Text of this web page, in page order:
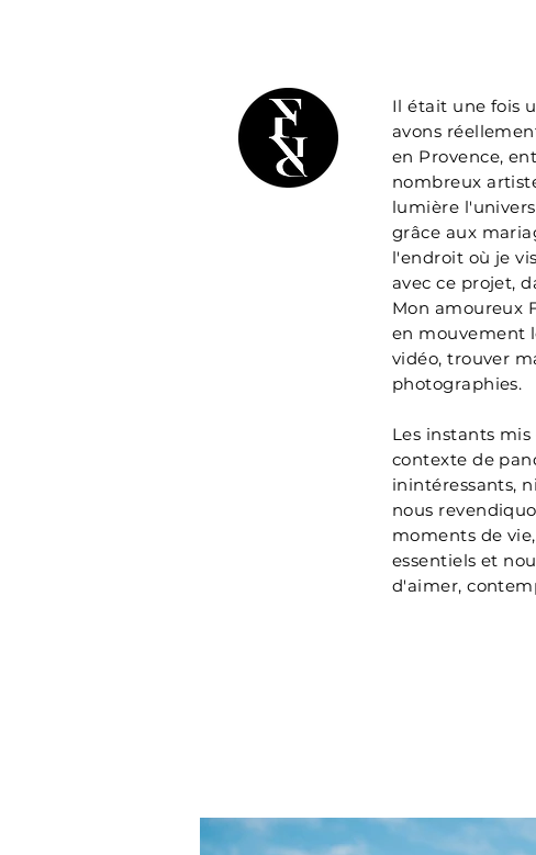
Il était une fois
avons
en Provence,
nombreux
lumière
grâce aux
l'endroit où je
avec ce projet,
Mon amoureux
en mouvement
vidéo, trouver
photographies.
Les instants
contexte de
inintéressants,
nous
moments de
essentiels et
d'aimer,